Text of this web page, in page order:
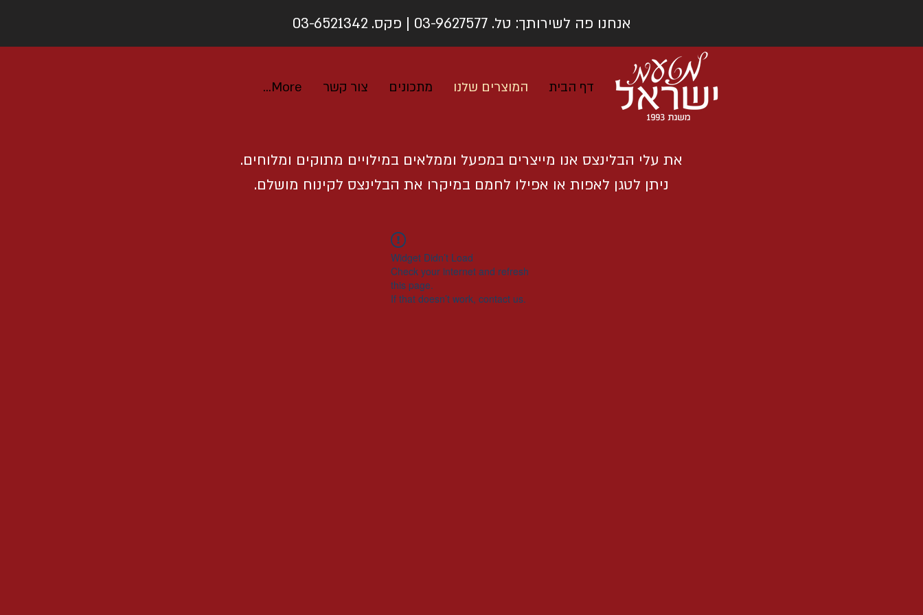
דף הבית המוצרים שלנו מתכונים צור קשר More...
אנחנו פה לשירותך: טל. 03-9627577 | פקס. 03-6521342
את עלי הבלינצס אנו מייצרים במפעל וממלאים במילויים מתוקים ומלוחים.
ניתן לטגן לאפות או אפילו לחמם במיקרו את הבלינצס לקינוח מושלם.
Widget Didn’t Load
Check your internet and refresh
this page.
If that doesn’t work, contact us.